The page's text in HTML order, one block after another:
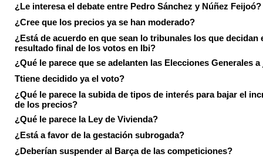
¿Le interesa el debate entre Pedro Sánchez y Núñez Feijoó?
¿Cree que los precios ya se han moderado?
¿Está de acuerdo en que sean lo tribunales los que decidan
resultado final de los votos en Ibi?
¿Qué le parece que se adelanten las Elecciones Generales
Ttiene decidido ya el voto?
¿Qué le parece la subida de tipos de interés para bajar el
de los precios?
¿Qué le parece la Ley de Vivienda?
¿Está a favor de la gestación subrogada?
¿Deberían suspender al Barça de las competiciones?